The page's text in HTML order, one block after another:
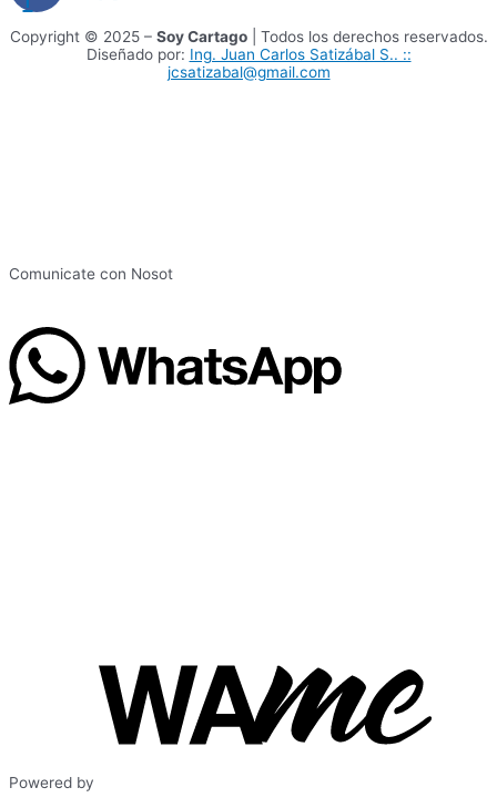
Copyright © 2025 – Soy Cartago| Todos los derechos reservados.
Diseñado por: Ing. Juan Carlos Satizábal S.. ::
jcsatizabal@gmail.com
Comunicate con Nosot
Powered by